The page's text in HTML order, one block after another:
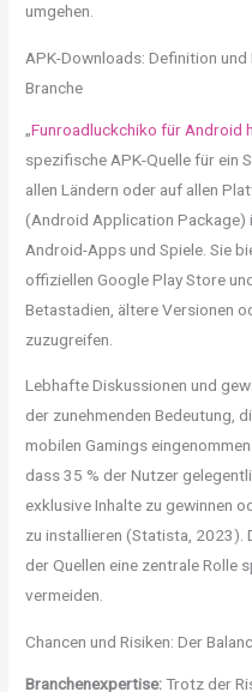
umgehen.
APK-Downloads: Definition
Branche
„Funroadluckchiko für Android
spezifische APK-Quelle für ein
allen Ländern oder auf allen
(Android Application
Android-Apps und Spiele. Sie
offiziellen Google Play Store
Betastadien, ältere Versionen
zuzugreifen.
Lebhafte Diskussionen und
der zunehmenden Bedeutung,
mobilen Gamings
dass 35 % der Nutzer
exklusive Inhalte zu gewinnen
zu installieren (Statista, 2023).
der Quellen eine zentrale Rolle
vermeiden.
Chancen und Risiken: Der
Branchenexpertise:Trotz der